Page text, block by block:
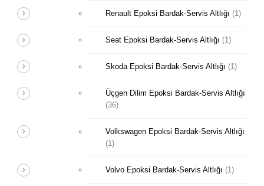
Renault Epoksi Bardak-Servis Altlığı (1)
Seat Epoksi Bardak-Servis Altlığı (1)
Skoda Epoksi Bardak-Servis Altlığı (1)
Üçgen Dilim Epoksi Bardak-Servis Altlığı
(36)
Volkswagen Epoksi Bardak-Servis Altlığı
(1)
Volvo Epoksi Bardak-Servis Altlığı (1)